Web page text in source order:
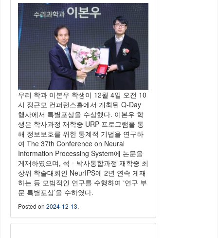
우리 학과 이본우 학생이 12월 4일 오전 10
시 정근모 컨퍼런스홀에서 개최된 Q-Day
행사에서 특별포상을 수상했다. 이본우 학
생은 학사과정 재학중 URP 프로그램을 통
해 정보보호를 위한 통계적 기법을 연구하
여 The 37th Conference on Neural
Information Processing System에 논문을
게재하였으며, 석ㆍ박사통합과정 재학중 최
상위 학술대회인 NeurIPS에 2년 연속 게재
하는 등 모범적인 연구를 수행하여 ‘연구 부
문 특별포상’을 수하였다.
Posted on 2024-12-13.